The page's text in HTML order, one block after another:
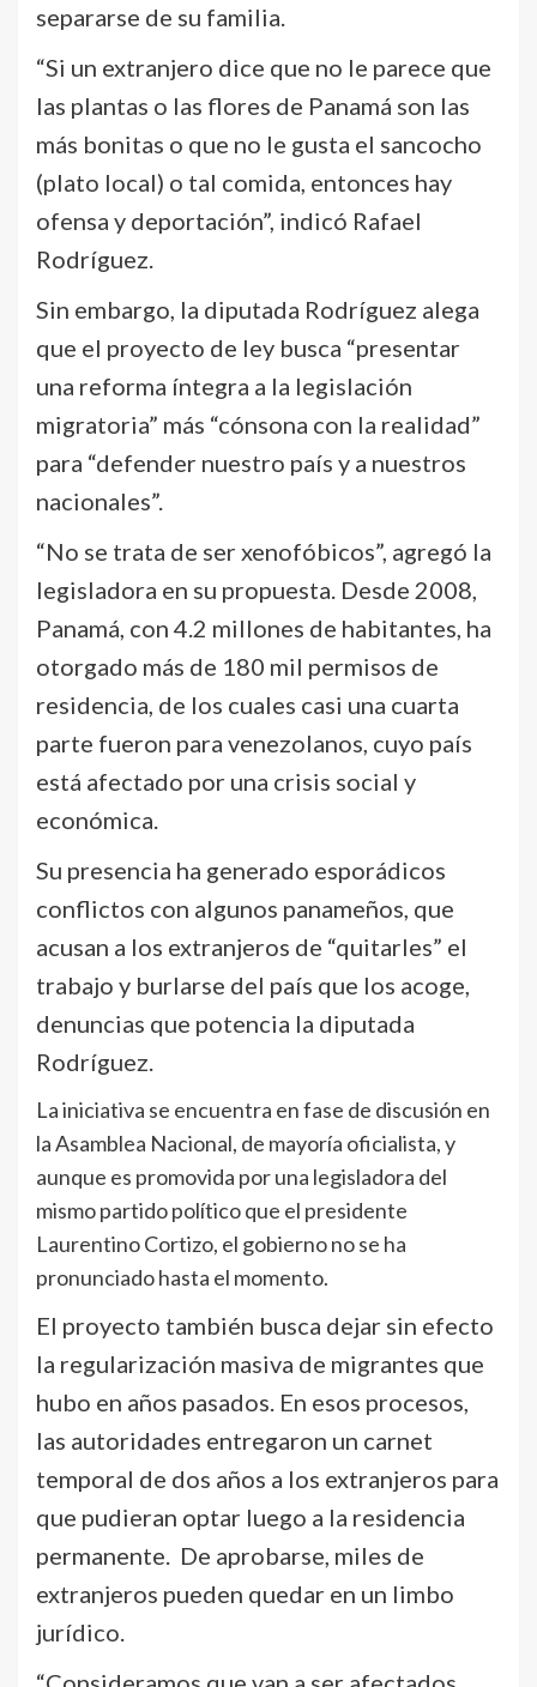
separarse de su familia.
“Si un extranjero dice que no le parece que
las plantas o las flores de Panamá son las
más bonitas o que no le gusta el sancocho
(plato local) o tal comida, entonces hay
ofensa y deportación”, indicó Rafael
Rodríguez.
Sin embargo, la diputada Rodríguez alega
que el proyecto de ley busca “presentar
una reforma íntegra a la legislación
migratoria” más “cónsona con la realidad”
para “defender nuestro país y a nuestros
nacionales”.
“No se trata de ser xenofóbicos”, agregó la
legisladora en su propuesta. Desde 2008,
Panamá, con 4.2 millones de habitantes, ha
otorgado más de 180 mil permisos de
residencia, de los cuales casi una cuarta
parte fueron para venezolanos, cuyo país
está afectado por una crisis social y
económica.
Su presencia ha generado esporádicos
conflictos con algunos panameños, que
acusan a los extranjeros de “quitarles” el
trabajo y burlarse del país que los acoge,
denuncias que potencia la diputada
Rodríguez.
La iniciativa se encuentra en fase de discusión en
la Asamblea Nacional, de mayoría oficialista, y
aunque es promovida por una legisladora del
mismo partido político que el presidente
Laurentino Cortizo, el gobierno no se ha
pronunciado hasta el momento.
El proyecto también busca dejar sin efecto
la regularización masiva de migrantes que
hubo en años pasados. En esos procesos,
las autoridades entregaron un carnet
temporal de dos años a los extranjeros para
que pudieran optar luego a la residencia
permanente. De aprobarse, miles de
extranjeros pueden quedar en un limbo
jurídico.